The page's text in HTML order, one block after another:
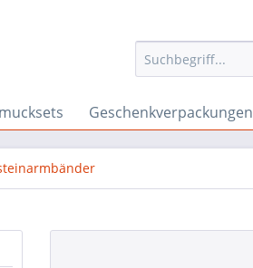
Geschenkverpackungen